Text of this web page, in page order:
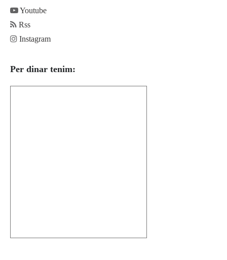
Youtube
Rss
Instagram
Per dinar tenim: